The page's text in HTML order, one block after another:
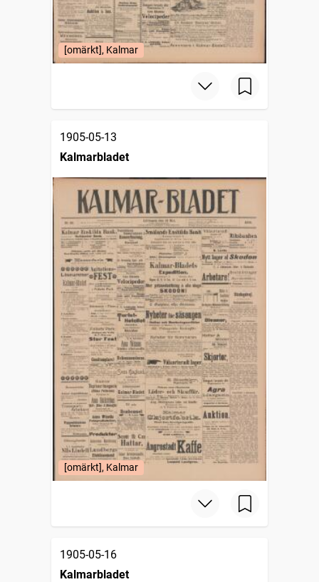
[omärkt], Kalmar
1905-05-13
Kalmarbladet
[omärkt], Kalmar
1905-05-16
Kalmarbladet